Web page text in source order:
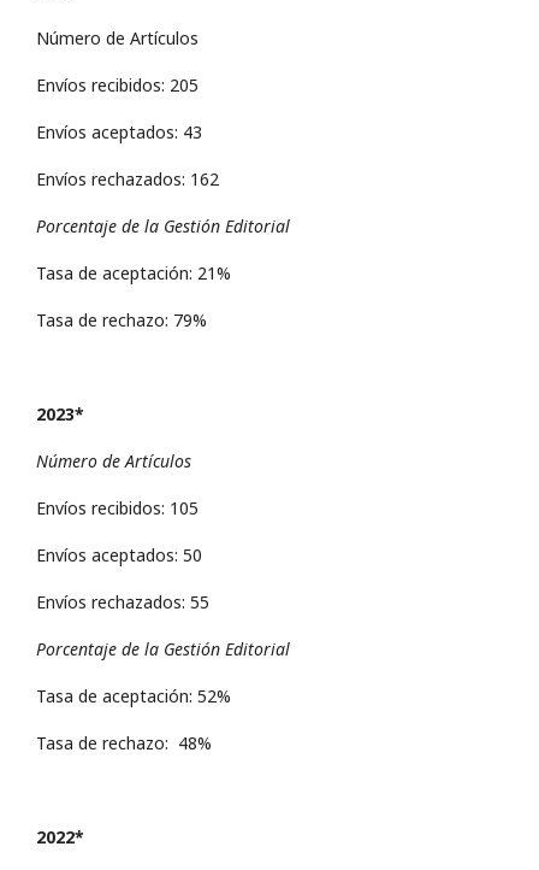
Número de Artículos
Envíos recibidos: 205
Envíos aceptados: 43
Envíos rechazados: 162
Porcentaje de la Gestión Editorial
Tasa de aceptación: 21%
Tasa de rechazo: 79%
2023*
Número de Artículos
Envíos recibidos: 105
Envíos aceptados: 50
Envíos rechazados: 55
Porcentaje de la Gestión Editorial
Tasa de aceptación: 52%
Tasa de rechazo: 48%
2022*